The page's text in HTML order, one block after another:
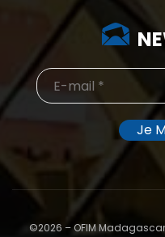
©2026 – OFIM